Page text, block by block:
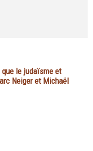
le judaïsme et
Neiger et Michaël